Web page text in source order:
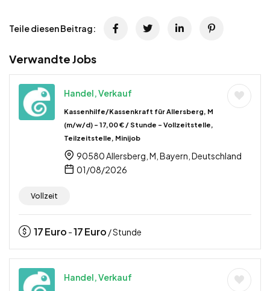
Teile diesen Beitrag:
Verwandte Jobs
Handel, Verkauf
Kassenhilfe/Kassenkraft für Allersberg, M
(m/w/d) – 17,00 € / Stunde – Vollzeitstelle,
Teilzeitstelle, Minijob
90580 Allersberg, M, Bayern, Deutschland
01/08/2026
Vollzeit
17Euro -17Euro / Stunde
Handel, Verkauf